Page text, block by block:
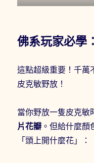
佛系玩家必學
這點超級重要！千萬
皮克敏野放！
當你野放一隻皮克
片花瓣 。但給什麼
「頭上開什麼花」：